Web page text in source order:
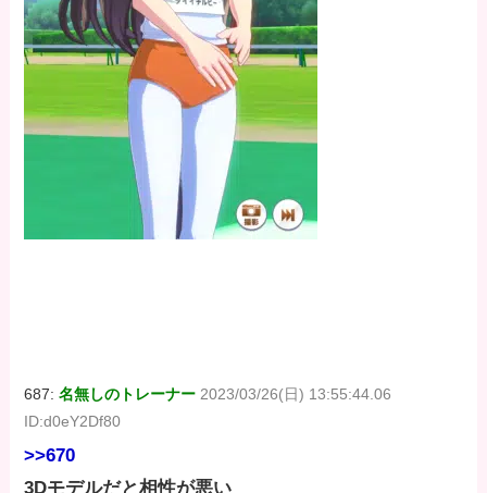
687:名無しのトレーナー 2023/03/26(日) 13:55:44.06
ID:d0eY2Df80
>>670
3Dモデルだと相性が悪い